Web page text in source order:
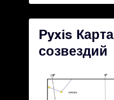
Pyxis Карта
созвездий